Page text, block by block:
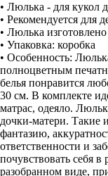
• Люлька - для кукол
• Рекомендуется для
• Люлька
• Упаковка: коробка
• Особенность:
полноцветным
белья понравится
30 см. В комплекте
матрас, одеяло.
дочки-матери. Такие
фантазию,
ответственности и
почувствовать себя
разобранном виде,